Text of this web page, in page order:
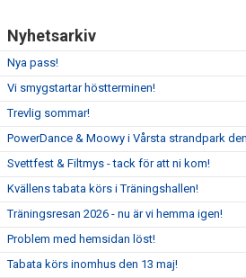
Nyhetsarkiv
Nya pass!
Vi smygstartar höstterminen!
Trevlig sommar!
PowerDance & Moowy i Vårsta strandpark
Svettfest & Filtmys - tack för att ni kom!
Kvällens tabata körs i Träningshallen!
Träningsresan 2026 - nu är vi hemma igen!
Problem med hemsidan löst!
Tabata körs inomhus den 13 maj!